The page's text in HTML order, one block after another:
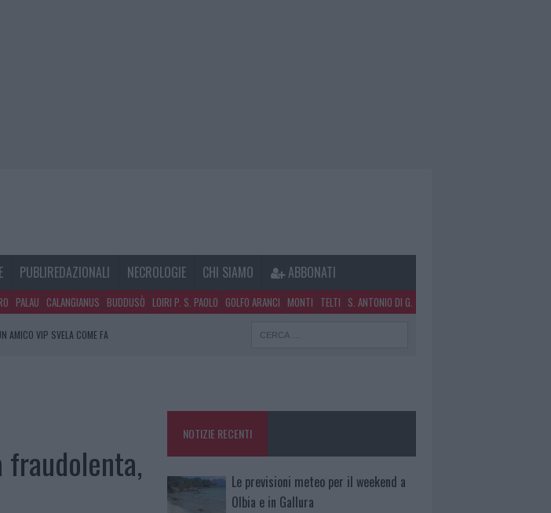
PUBLIREDAZIONALI NECROLOGIE CHI SIAMO ABBONATI
PALAU CALANGIANUS BUDDUSÒ LOIRI P. S. PAOLO GOLFO ARANCI MONTI TELTI S. ANTONIO DI G.
AMICO VIP SVELA COME FA
NOTIZIE RECENTI
Le previsioni meteo per il weekend a
Olbia e in Gallura